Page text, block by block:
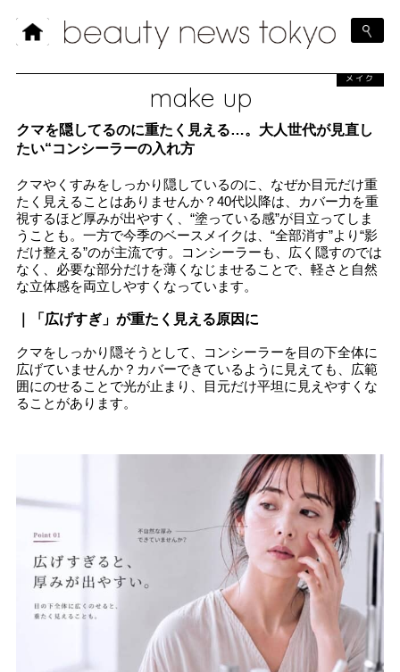
make up
メイク
クマを隠してるのに重たく見える…。大人世代が見直し
たい“コンシーラーの入れ方
クマやくすみをしっかり隠しているのに、なぜか目元だけ重
たく見えることはありませんか？40代以降は、カバー力を重
視するほど厚みが出やすく、“塗っている感”が目立ってしま
うことも。一方で今季のベースメイクは、“全部消す”より“影
だけ整える”のが主流です。コンシーラーも、広く隠すのでは
なく、必要な部分だけを薄くなじませることで、軽さと自然
な立体感を両立しやすくなっています。
｜「広げすぎ」が重たく見える原因に
クマをしっかり隠そうとして、コンシーラーを目の下全体に
広げていませんか？カバーできているように見えても、広範
囲にのせることで光が止まり、目元だけ平坦に見えやすくな
ることがあります。